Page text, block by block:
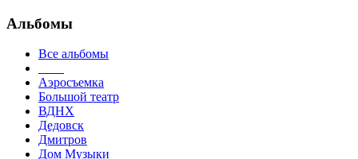
Альбомы
Все альбомы
Аэросъемка
Большой театр
ВДНХ
Дедовск
Дмитров
Дом Музыки